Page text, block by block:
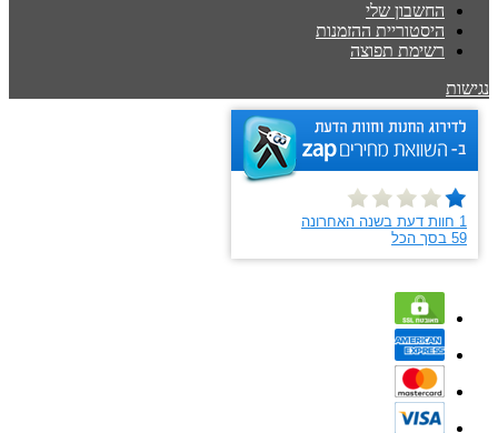
החשבון שלי
היסטוריית ההזמנות
רשימת תפוצה
נגישות